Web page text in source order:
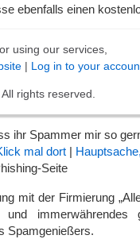
ebenfalls einen
using our services,
| Log in to your
rights reserved.
ihr Spammer mir so
mal dort |
Seite
mit der Firmierung
und immerwährendes
Spamgenießers.